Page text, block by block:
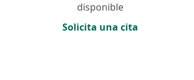
disponible
Solicita una cita